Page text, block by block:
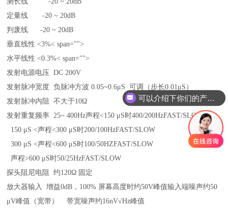
定量线 -20 ~ 20dB
判废线 -20 ~ 20dB
垂直线性 <3%< span="">
水平线性 <0.3%< span="">
发射电源电压 DC 200V
发射脉冲宽度 负脉冲方波 0.05~0.6μS 可调（步长0.01μS）
发射脉冲内阻 不大于10Ω
发射重复频率 25~ 400Hz声程<150 μS时400/200HzFAST/SLOW
150 μS <声程<300 μS时200/100HzFAST/SLOW
300 μS <声程<600 μS时100/50HZFAST/SLOW
声程>600 μS时50/25HzFAST/SLOW
探头阻尼电阻 约120Ω 固定
放大器输入 增益0dB，100% 屏幕高度时约50V峰值输入端噪声约50
μV峰值（宽带） 带宽噪声约16nV√Hz峰值
可以介绍下你们的产品么？